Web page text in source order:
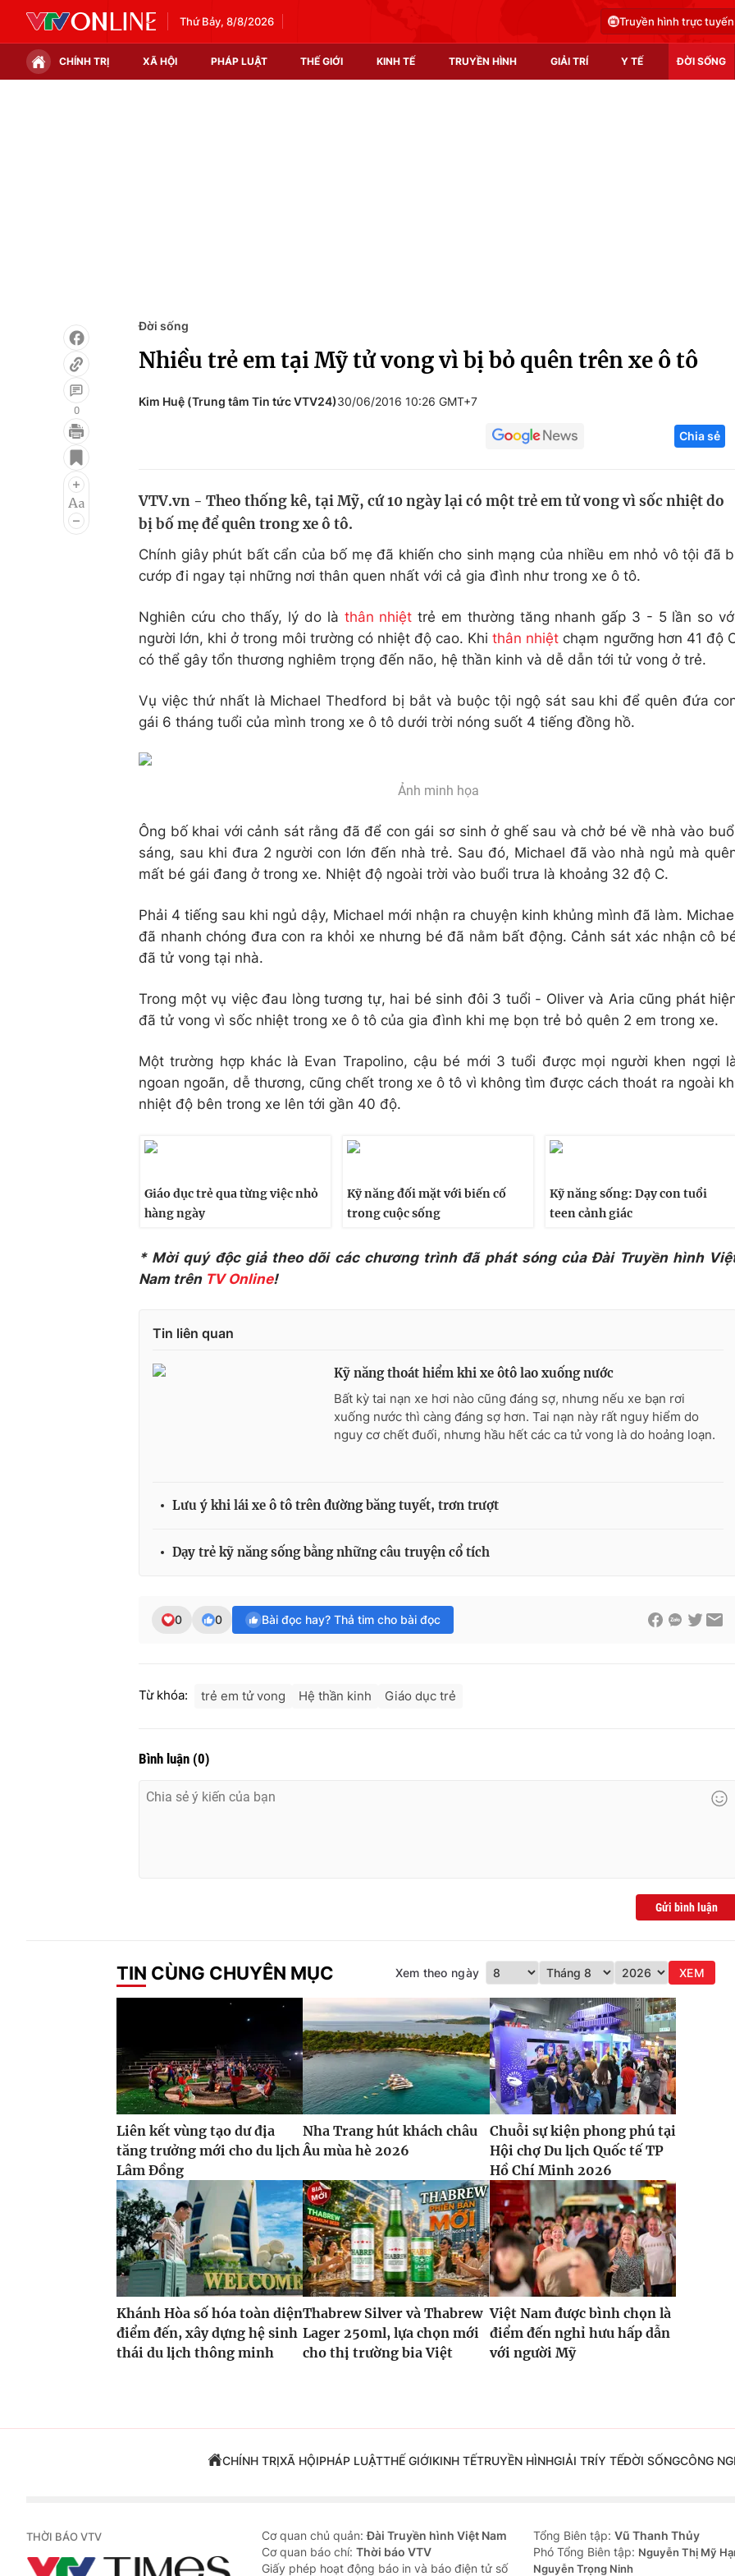
Thứ Bảy, 8/8/2026 Truyền hình trực tuyến
CHÍNH TRỊ XÃ HỘI PHÁP LUẬT THẾ GIỚI KINH TẾ TRUYỀN HÌNH GIẢI TRÍ Y TẾ ĐỜI SỐNG
Infographic
Điện ảnh
Âm nhạc
Làm đẹp
Học trực tuyến
Công nghệ
Sản phẩm
Tư vấn
0
Đời sống
Nhiều trẻ em tại Mỹ tử vong vì bị bỏ quên trên xe ô tô
Kim Huệ (Trung tâm Tin tức VTV24)30/06/2016 10:26 GMT+7
Chia sẻ
VTV.vn - Theo thống kê, tại Mỹ, cứ 10 ngày lại có một trẻ em tử vong vì sốc nhiệt do
bị bố mẹ để quên trong xe ô tô.
Chính giây phút bất cẩn của bố mẹ đã khiến cho sinh mạng của nhiều em nhỏ vô tội đã
cướp đi ngay tại những nơi thân quen nhất với cả gia đình như trong xe ô tô.
Nghiên cứu cho thấy, lý do là thân nhiệt trẻ em thường tăng nhanh gấp 3 - 5 lần so
người lớn, khi ở trong môi trường có nhiệt độ cao. Khithân nhiệt chạm ngưỡng hơn 41 độ
có thể gây tổn thương nghiêm trọng đến não, hệ thần kinh và dễ dẫn tới tử vong ở trẻ.
Vụ việc thứ nhất là Michael Thedford bị bắt và buộc tội ngộ sát sau khi để quên đứa
gái 6 tháng tuổi của mình trong xe ô tô dưới trời nóng suốt 4 tiếng đồng hồ.
Ảnh minh họa
Ông bố khai với cảnh sát rằng đã để con gái sơ sinh ở ghế sau và chở bé về nhà vào
sáng, sau khi đưa 2 người con lớn đến nhà trẻ. Sau đó, Michael đã vào nhà ngủ mà
mất bé gái đang ở trong xe. Nhiệt độ ngoài trời vào buổi trưa là khoảng 32 độ C.
Phải 4 tiếng sau khi ngủ dậy, Michael mới nhận ra chuyện kinh khủng mình đã làm.
đã nhanh chóng đưa con ra khỏi xe nhưng bé đã nằm bất động. Cảnh sát xác nhận cô
đã tử vong tại nhà.
Trong một vụ việc đau lòng tương tự, hai bé sinh đôi 3 tuổi - Oliver và Aria cũng phát
đã tử vong vì sốc nhiệt trong xe ô tô của gia đình khi mẹ bọn trẻ bỏ quên 2 em trong xe.
Một trường hợp khác là Evan Trapolino, cậu bé mới 3 tuổi được mọi người khen ngợi
ngoan ngoãn, dễ thương, cũng chết trong xe ô tô vì không tìm được cách thoát ra ngoài
nhiệt độ bên trong xe lên tới gần 40 độ.
Giáo dục trẻ qua từng việc nhỏ
hàng ngày
Kỹ năng đối mặt với biến cố
trong cuộc sống
Kỹ năng sống: Dạy con tuổi
teen cảnh giác
* Mời quý độc giả theo dõi các chương trình đã phát sóng của Đài Truyền hình
Nam trên TV Online!
Tin liên quan
Kỹ năng thoát hiểm khi xe ôtô lao xuống nước
Bất kỳ tai nạn xe hơi nào cũng đáng sợ, nhưng nếu xe bạn rơi
xuống nước thì càng đáng sợ hơn. Tai nạn này rất nguy hiểm do
nguy cơ chết đuối, nhưng hầu hết các ca tử vong là do hoảng loạn.
Lưu ý khi lái xe ô tô trên đường băng tuyết, trơn trượt
Dạy trẻ kỹ năng sống bằng những câu truyện cổ tích
0 0 Bài đọc hay? Thả tim cho bài đọc
Từ khóa: trẻ em tử vong Hệ thần kinh Giáo dục trẻ
Bình luận (0)
Gửi bình luận
TIN CÙNG CHUYÊN MỤC Xem theo ngày XEM
Liên kết vùng tạo dư địa
tăng trưởng mới cho du lịch
Lâm Đồng
Nha Trang hút khách châu
Âu mùa hè 2026
Chuỗi sự kiện phong phú tại
Hội chợ Du lịch Quốc tế TP
Hồ Chí Minh 2026
Khánh Hòa số hóa toàn diện
điểm đến, xây dựng hệ sinh
thái du lịch thông minh
Thabrew Silver và Thabrew
Lager 250ml, lựa chọn mới
cho thị trường bia Việt
Việt Nam được bình chọn là
điểm đến nghỉ hưu hấp dẫn
với người Mỹ
CHÍNH TRỊXÃ HỘIPHÁP LUẬTTHẾ GIỚIKINH TẾTRUYỀN HÌNHGIẢI TRÍY TẾĐỜI SỐNGCÔNG
THỜI BÁO VTV Cơ quan chủ quản:Đài Truyền hình Việt Nam
Cơ quan báo chí: Thời báo VTV
Giấy phép hoạt động báo in và báo điện tử số
Tổng Biên tập: Vũ Thanh Thủy
Phó Tổng Biên tập: Nguyễn Thị Mỹ
Nguyễn Trọng Ninh